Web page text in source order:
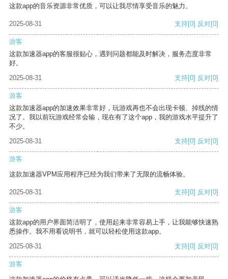
这款app的音乐资源非常优质，可以让我尽情享受音乐的魅力。
2025-08-31 支持[0] 反对[0]
游客
这款加速器app的客服很贴心，遇到问题都能及时解决，服务态度非常
好。
2025-08-31
支持[0] 反对[0]
游客
这款加速器app的加速效果非常好，玩游戏再也不会出现卡顿、掉线的情
况了。我以前玩游戏经常会输，现在有了这个app，我的游戏水平提升了
不少。
2025-08-31
支持[0] 反对[0]
游客
这款加速器VPM应用程序已经为我们带来了无限的流畅体验。
2025-08-31 支持[0] 反对[0]
游客
这款app的用户界面简洁明了，使用起来非常容易上手，让我能够快速熟
悉操作。我不用看说明书，就可以轻松使用这款app。
2025-08-31
支持[0] 反对[0]
游客